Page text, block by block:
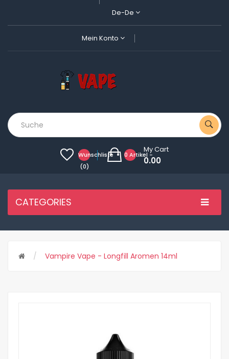
De-De
Mein Konto
Wunschliste
(0)
0 Artikel -
My Cart
0.00
CATEGORIES
Vampire Vape - Longfill Aromen 14ml